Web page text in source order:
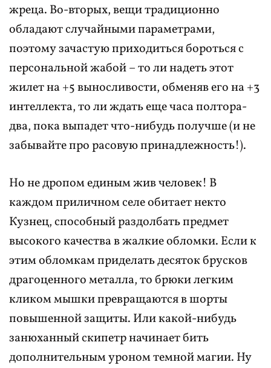
жреца. Во-вторых, вещи традиционно
обладают случайными параметрами,
поэтому зачастую приходиться бороться с
персональной жабой – то ли надеть этот
жилет на +5 выносливости, обменяв его на +3
интеллекта, то ли ждать еще часа полтора-
два, пока выпадет что-нибудь получше (и не
забывайте про расовую принадлежность!).
Но не дропом единым жив человек! В
каждом приличном селе обитает некто
Кузнец, способный раздолбать предмет
высокого качества в жалкие обломки. Если к
этим обломкам приделать десяток брусков
драгоценного металла, то брюки легким
кликом мышки превращаются в шорты
повышенной защиты. Или какой-нибудь
занюханный скипетр начинает бить
дополнительным уроном темной магии. Ну